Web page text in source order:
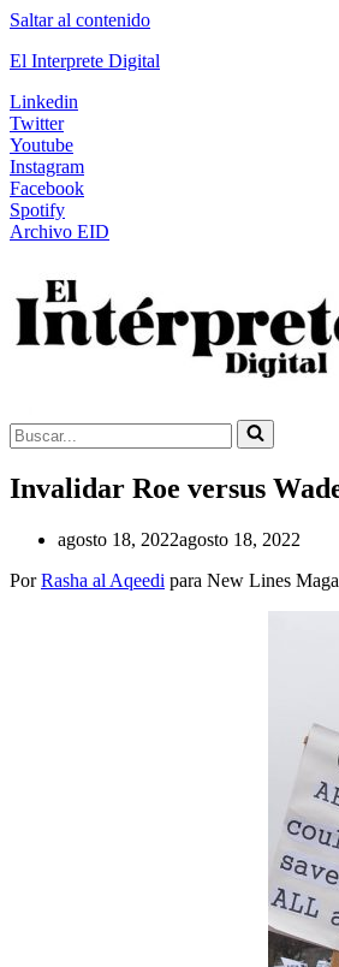
Saltar al contenido
El Interprete Digital
Linkedin
Twitter
Youtube
Instagram
Facebook
Spotify
Archivo EID
Buscar...
Invalidar Roe versus
agosto 18, 2022agosto 18, 2022
PorRasha al Aqeedi para New Lines